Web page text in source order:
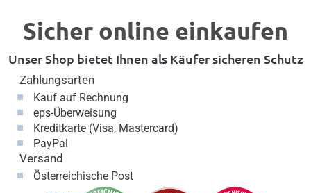
Sicher online einkaufen
Unser Shop bietet Ihnen als Käufer sicheren Schutz
Zahlungsarten
Kauf auf Rechnung
eps-Überweisung
Kreditkarte (Visa, Mastercard)
PayPal
Versand
Österreichische Post